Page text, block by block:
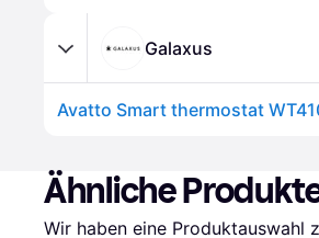
Galaxus
Ähnliche
Wir haben eine Produktauswahl